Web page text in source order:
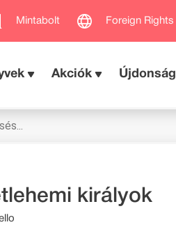
Mintabolt Foreign Rights
Akciók
királyok